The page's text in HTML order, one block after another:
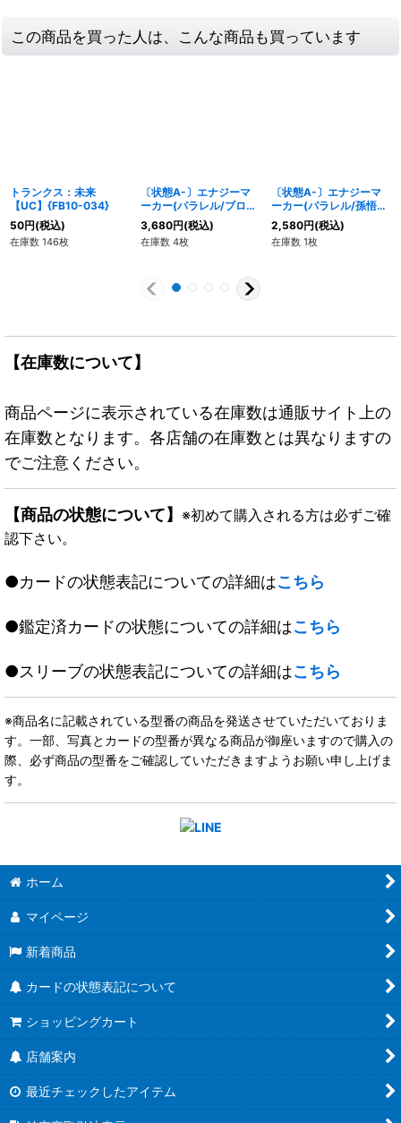
この商品を買った人は、こんな商品も買っています
トランクス：未来
【UC】{FB10-034}
50円(税込)
在庫数 146枚
〔状態A-〕エナジーマ
ーカー(パラレル/ブロリ
ー)【☆】{E-109}
3,680円(税込)
在庫数 4枚
〔状態A-〕エナジーマ
ーカー(パラレル/孫悟
飯：青年期)【☆】{E-
106}
2,580円(税込)
在庫数 1枚
【在庫数について】
商品ページに表示されている在庫数は通販サイト上の
在庫数となります。各店舗の在庫数とは異なりますの
でご注意ください。
【商品の状態について】 ※初めて購入される方は必ずご確
認下さい。
●カードの状態表記についての詳細はこちら
●鑑定済カードの状態についての詳細はこちら
●スリーブの状態表記についての詳細はこちら
※商品名に記載されている型番の商品を発送させていただいておりま
す。一部、写真とカードの型番が異なる商品が御座いますので購入の
際、必ず商品の型番をご確認していただきますようお願い申し上げま
す。
ホーム
マイページ
新着商品
カードの状態表記について
ショッピングカート
店舗案内
最近チェックしたアイテム